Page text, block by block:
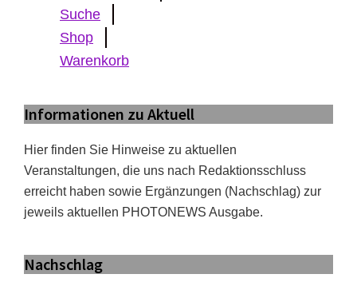
Suche
Shop
Warenkorb
Informationen zu Aktuell
Hier finden Sie Hinweise zu aktuellen
Veranstaltungen, die uns nach Redaktionsschluss
erreicht haben sowie Ergänzungen (Nachschlag) zur
jeweils aktuellen PHOTONEWS Ausgabe.
Nachschlag